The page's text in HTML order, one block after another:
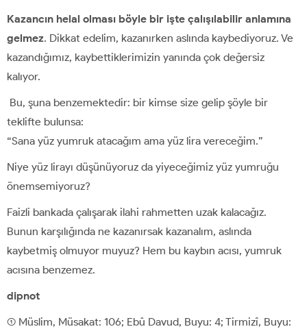
Kazancın helal olması böyle bir işte çalışılabilir anlamına
gelmez. Dikkat edelim, kazanırken aslında kaybediyoruz. Ve
kazandığımız, kaybettiklerimizin yanında çok değersiz
kalıyor.
Bu, şuna benzemektedir: bir kimse size gelip şöyle bir
teklifte bulunsa:
“Sana yüz yumruk atacağım ama yüz lira vereceğim.”
Niye yüz lirayı düşünüyoruz da yiyeceğimiz yüz yumruğu
önemsemiyoruz?
Faizli bankada çalışarak ilahi rahmetten uzak kalacağız.
Bunun karşılığında ne kazanırsak kazanalım, aslında
kaybetmiş olmuyor muyuz? Hem bu kaybın acısı, yumruk
acısına benzemez.
dipnot
(1) Müslim, Müsakat: 106; Ebû Davud, Buyu: 4; Tirmizî, Buyu: